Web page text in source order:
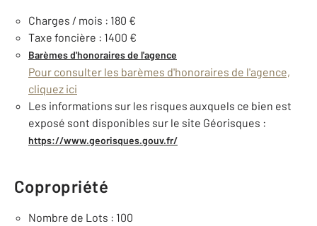
Charges / mois : 180 €
Taxe foncière : 1400 €
Barèmes d'honoraires de l'agence
Pour consulter les barèmes d'honoraires de l'agence,
cliquez ici
Les informations sur les risques auxquels ce bien est
exposé sont disponibles sur le site Géorisques :
https://www.georisques.gouv.fr/
Copropriété
Nombre de Lots : 100